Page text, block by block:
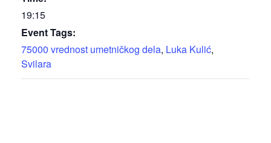
19:15
Event Tags:
75000 vrednost umetničkog dela, Luka Kulić,
Svilara